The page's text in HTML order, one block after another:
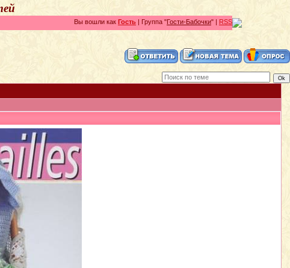
Вы вошли как Гость | Группа "Гости-Бабочки" | RSS